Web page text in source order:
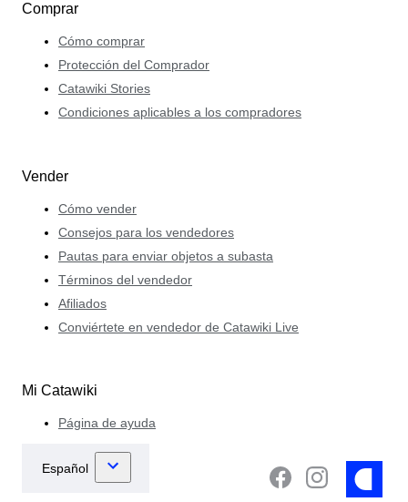
Comprar
Cómo comprar
Protección del Comprador
Catawiki Stories
Condiciones aplicables a los compradores
Vender
Cómo vender
Consejos para los vendedores
Pautas para enviar objetos a subasta
Términos del vendedor
Afiliados
Conviértete en vendedor de Catawiki Live
Mi Catawiki
Página de ayuda